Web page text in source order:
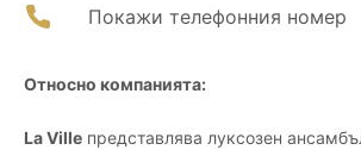
Покажи телефонния номер
Относно компанията:
La Ville представлява луксозен